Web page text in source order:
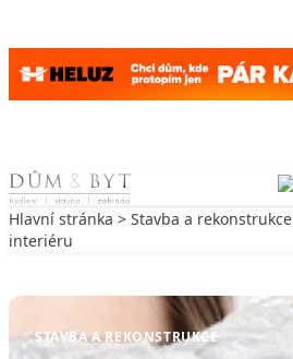
Skip to content
Hlavní stránka > Stavba a rekonstrukce
interiéru
STAVBA A REKONSTRUKCE